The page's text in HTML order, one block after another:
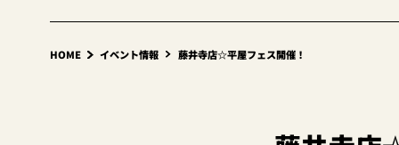
HOME イベント情報 藤井寺店☆平屋フェス開催！